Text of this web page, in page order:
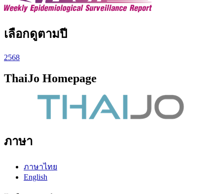
เลือกดูตามปี
2568
ThaiJo Homepage
ภาษา
ภาษาไทย
English